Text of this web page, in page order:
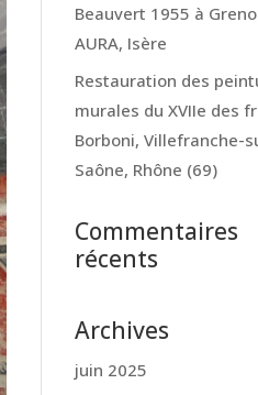
Beauvert 1955 à
AURA, Isère
Restauration des
murales du XVIIe des
Borboni, Villefranche-
Saône, Rhône (69)
Commentaires
récents
Archives
juin 2025